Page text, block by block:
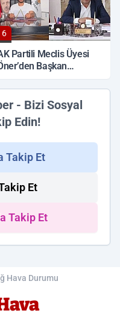
6
Partili Meclis Üyesi
Başkan
hem de faiz var'
- Bizi Sosyal
Edin!
Takip Et
Et
Takip Et
Hava Durumu